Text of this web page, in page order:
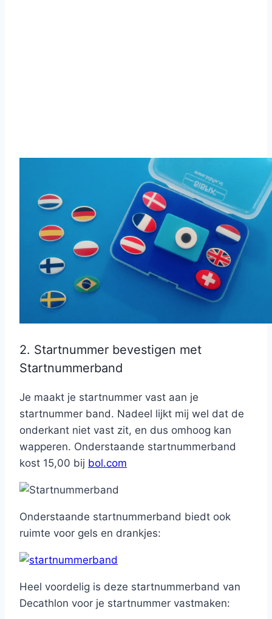
2. Startnummer bevestigen met
Startnummerband
Je maakt je startnummer vast aan je
startnummer band. Nadeel lijkt mij wel dat de
onderkant niet vast zit, en dus omhoog kan
wapperen. Onderstaande startnummerband
kost 15,00 bij bol.com
Onderstaande startnummerband biedt ook
ruimte voor gels en drankjes:
Heel voordelig is deze startnummerband van
Decathlon voor je startnummer vastmaken: